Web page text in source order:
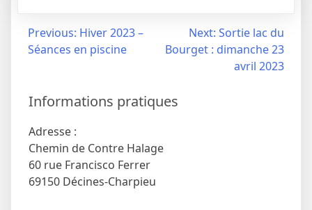
Navigation
Previous: Hiver 2023 –
Séances en piscine
Next: Sortie lac du
Bourget : dimanche 23
avril 2023
Informations pratiques
Adresse :
Chemin de Contre Halage
60 rue Francisco Ferrer
69150 Décines-Charpieu